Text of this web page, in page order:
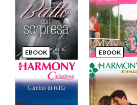
EBOOK EBOOK